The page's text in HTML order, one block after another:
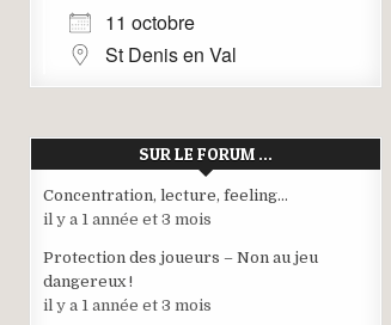
11 octobre
St Denis en Val
SUR LE FORUM …
Concentration, lecture, feeling…
il y a 1 année et 3 mois
Protection des joueurs – Non au jeu
dangereux !
il y a 1 année et 3 mois